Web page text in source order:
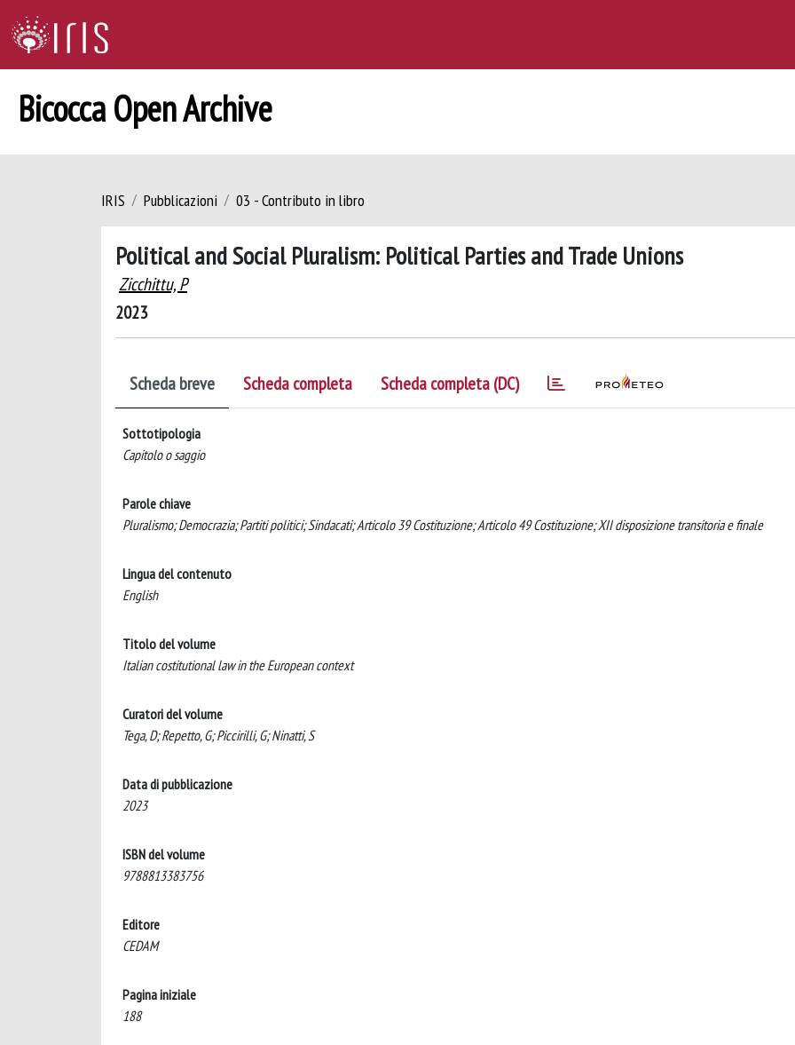
Bicocca Open Archive
IRIS Pubblicazioni 03 - Contributo in libro
Political and Social Pluralism: Political Parties and Trade Unions
Zicchittu, P
2023
Scheda breve Scheda completa Scheda completa (DC)
Sottotipologia
Capitolo o saggio
Parole chiave
Pluralismo; Democrazia; Partiti politici; Sindacati; Articolo 39 Costituzione; Articolo 49 Costituzione; XII disposizione transitoria e finale
Lingua del contenuto
English
Titolo del volume
Italian costitutional law in the European context
Curatori del volume
Tega, D; Repetto, G; Piccirilli, G; Ninatti, S
Data di pubblicazione
2023
ISBN del volume
9788813383756
Editore
CEDAM
Pagina iniziale
188